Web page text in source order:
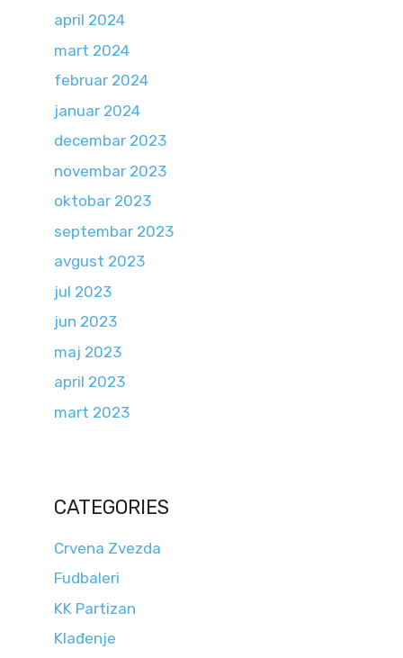
april 2024
mart 2024
februar 2024
januar 2024
decembar 2023
novembar 2023
oktobar 2023
septembar 2023
avgust 2023
jul 2023
jun 2023
maj 2023
april 2023
mart 2023
CATEGORIES
Crvena Zvezda
Fudbaleri
KK Partizan
Klađenje